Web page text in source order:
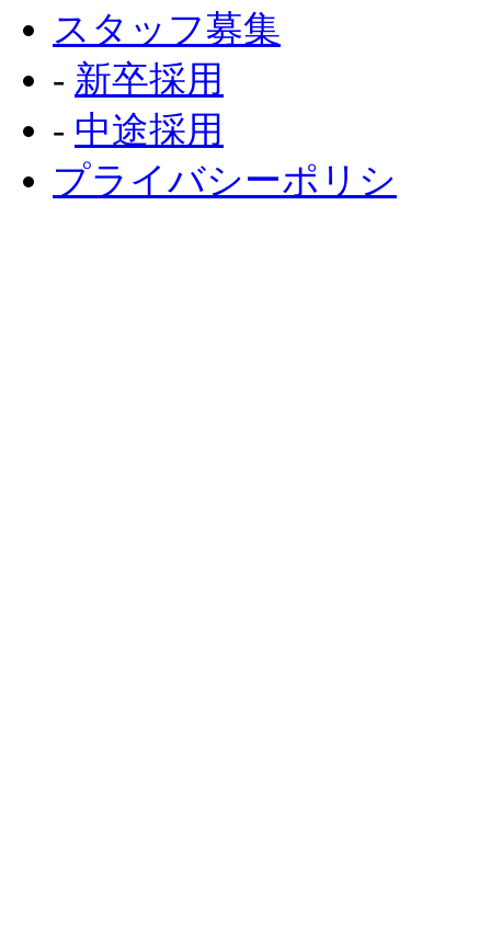
スタッフ募集
‐ 新卒採用
‐ 中途採用
プライバシーポリシ